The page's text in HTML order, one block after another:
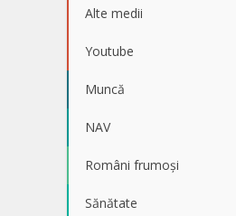
Alte medii
Youtube
Muncă
NAV
Români frumoși
Sănătate